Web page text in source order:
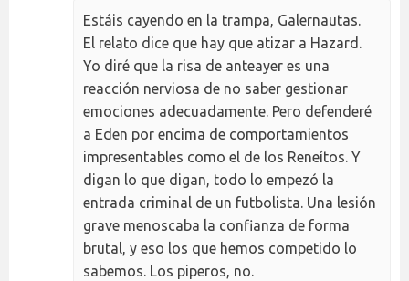
Estáis cayendo en la trampa, Galernautas.
El relato dice que hay que atizar a Hazard.
Yo diré que la risa de anteayer es una
reacción nerviosa de no saber gestionar
emociones adecuadamente. Pero defenderé
a Eden por encima de comportamientos
impresentables como el de los Reneítos. Y
digan lo que digan, todo lo empezó la
entrada criminal de un futbolista. Una lesión
grave menoscaba la confianza de forma
brutal, y eso los que hemos competido lo
sabemos. Los piperos, no.